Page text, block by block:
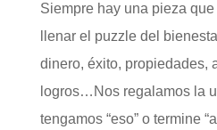
Siempre hay una pieza
llenar el puzzle del
dinero, éxito, propiedades,
logros…Nos regalamos la
tengamos “eso” o termine